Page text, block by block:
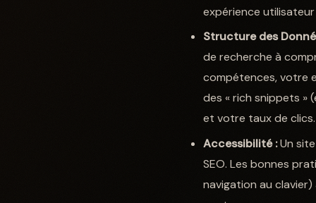
expérience
Structure des
de recherche à
compétences, votre
des « rich snippets »
et votre taux de clics.
Accessibilité :Un
SEO. Les bonnes
navigation au